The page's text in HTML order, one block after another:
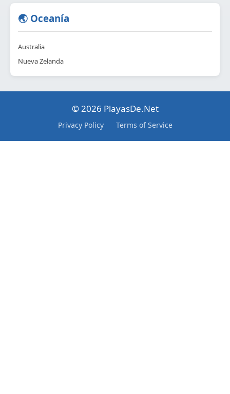
🌏 Oceanía
Australia
Nueva Zelanda
© 2026 PlayasDe.Net
Privacy Policy Terms of Service